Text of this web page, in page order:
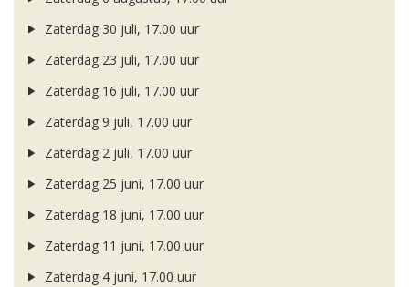
Zaterdag 30 juli, 17.00 uur
Zaterdag 23 juli, 17.00 uur
Zaterdag 16 juli, 17.00 uur
Zaterdag 9 juli, 17.00 uur
Zaterdag 2 juli, 17.00 uur
Zaterdag 25 juni, 17.00 uur
Zaterdag 18 juni, 17.00 uur
Zaterdag 11 juni, 17.00 uur
Zaterdag 4 juni, 17.00 uur